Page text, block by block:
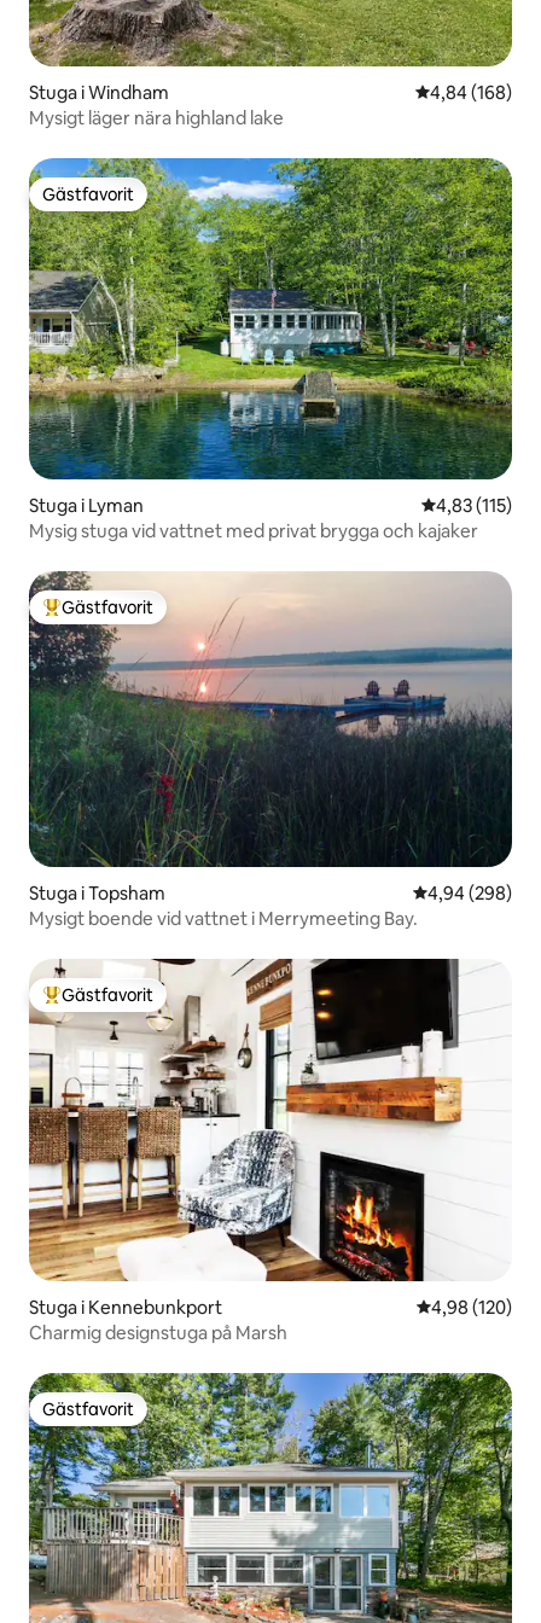
Stuga i Windham 4,84 av 5 i
4,84 (168)
Mysigt läger nära highland lake
Gästfavorit
Gästfavorit
Stuga i Lyman 4,83 av 5 i
4,83 (115)
Mysig stuga vid vattnet med privat brygga och kajaker
Populär gästfavorit
Gästfavorit
Stuga i Topsham 4,94 av 5 i
4,94 (298)
Mysigt boende vid vattnet i Merrymeeting Bay.
Populär gästfavorit
Gästfavorit
Stuga i Kennebunkport 4,98 av 5 i
4,98 (120)
Charmig designstuga på Marsh
Gästfavorit
Gästfavorit